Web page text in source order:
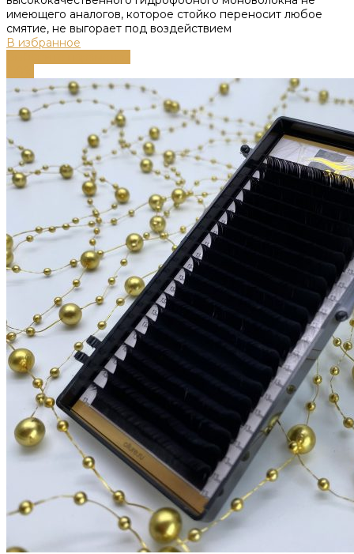
имеющего аналогов, которое стойко переносит любое
смятие, не выгорает под воздействием
В избранное